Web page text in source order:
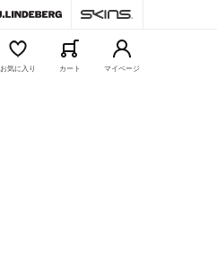
お気に入り カート マイページ